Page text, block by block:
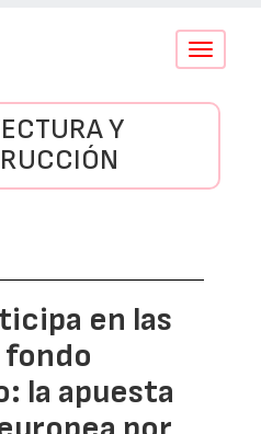
Conmutar
Y
en las
fondo
la apuesta